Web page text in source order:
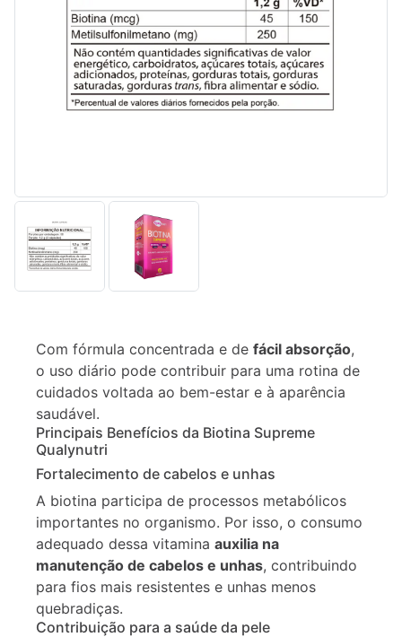
adicional
Com fórmula concentrada e de fácil absorção,
o uso diário pode contribuir para uma rotina de
cuidados voltada ao bem-estar e à aparência
saudável.
Principais Benefícios da Biotina Supreme
Qualynutri
Fortalecimento de cabelos e unhas
A biotina participa de processos metabólicos
importantes no organismo. Por isso, o consumo
adequado dessa vitamina auxilia na
manutenção de cabelos e unhas, contribuindo
para fios mais resistentes e unhas menos
quebradiças.
Contribuição para a saúde da pele